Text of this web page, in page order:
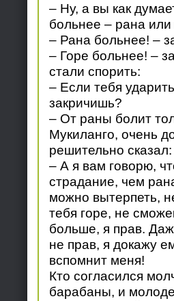
– Ну, а вы как
больнее – рана или
– Рана больнее! –
– Горе больнее! –
стали спорить:
– Если тебя
закричишь?
– От раны болит
Мукиланго, очень
решительно сказал:
– А я вам говорю,
страдание, чем
можно вытерпеть,
тебя горе, не
больше, я прав.
не прав, я докажу
вспомнит меня!
Кто согласился
барабаны, и